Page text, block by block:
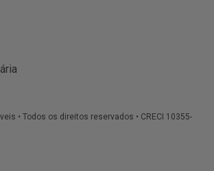
• Todos os direitos reservados • CRECI 10355-